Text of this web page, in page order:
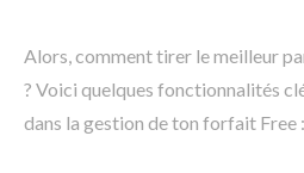
Alors, comment tirer le meilleur
? Voici quelques fonctionnalités
dans la gestion de ton forfait Free :